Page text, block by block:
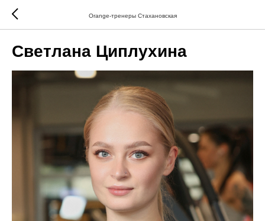
Orange-тренеры Стахановская
Светлана Циплухина